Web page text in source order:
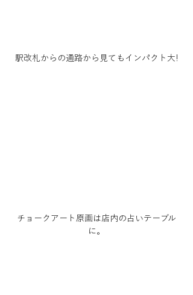
駅改札からの通路から見てもインパクト大!
チョークアート原画は店内の占いテーブル
に。